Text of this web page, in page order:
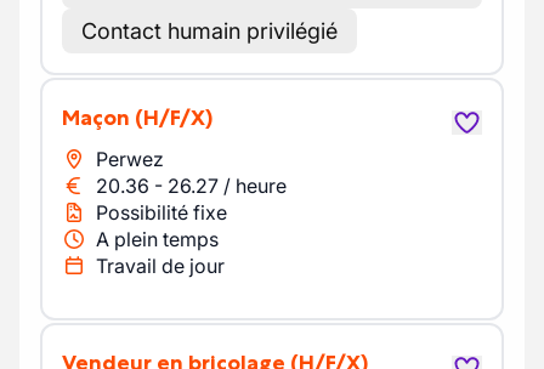
Contact humain privilégié
Maçon (H/F/X)
Perwez
20.36 - 26.27 / heure
Possibilité fixe
A plein temps
Travail de jour
Vendeur en bricolage (H/F/X)